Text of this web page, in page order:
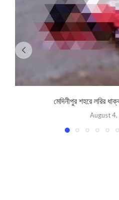
মেদিনীপুর শহরে লরির
August 4,